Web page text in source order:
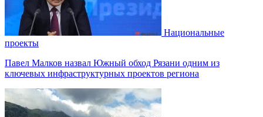
Национальные
проекты
Павел Малков назвал Южный обход Рязани одним из
ключевых инфраструктурных проектов региона